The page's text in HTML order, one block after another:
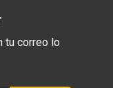
tu correo lo